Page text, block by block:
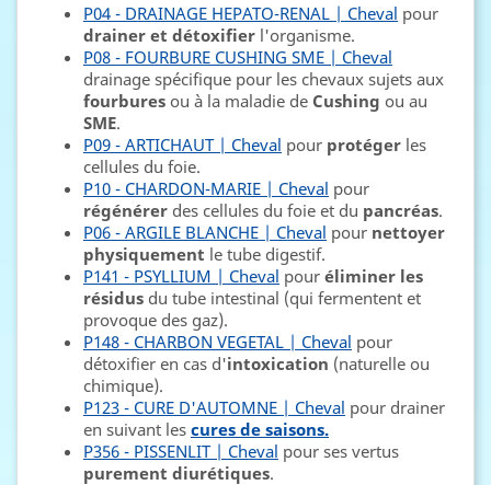
P04 - DRAINAGE HEPATO-RENAL | Cheval pour
drainer et détoxifier l'organisme.
P08 - FOURBURE CUSHING SME | Cheval
drainage spécifique pour les chevaux sujets aux
fourbures ou à la maladie de Cushing ou au
SME.
P09 - ARTICHAUT | Cheval pour protéger les
cellules du foie.
P10 - CHARDON-MARIE | Cheval pour
régénérer des cellules du foie et du pancréas.
P06 - ARGILE BLANCHE | Cheval pour nettoyer
physiquement le tube digestif.
P141 - PSYLLIUM | Cheval pour éliminer les
résidus du tube intestinal (qui fermentent et
provoque des gaz).
P148 - CHARBON VEGETAL | Cheval pour
détoxifier en cas d'intoxication (naturelle ou
chimique).
P123 - CURE D'AUTOMNE | Cheval pour drainer
en suivant les cures de saisons.
P356 - PISSENLIT | Cheval pour ses vertus
purement diurétiques.